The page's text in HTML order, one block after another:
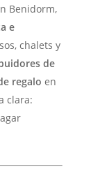
Benidorm,
e
chalets y
de
regalo en
clara: